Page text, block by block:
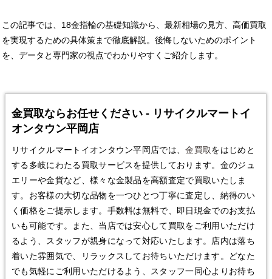
この記事では、18金指輪の基礎知識から、最新相場の見方、高価買取
を実現するための具体策まで徹底解説。後悔しないためのポイント
を、データと専門家の視点でわかりやすくご紹介します。
金買取ならお任せください - リサイクルマートイ
オンタウン平岡店
リサイクルマートイオンタウン平岡店では、金買取をはじめと
する多岐にわたる買取サービスを提供しております。金のジュ
エリーや金貨など、様々な金製品を高額査定で買取いたしま
す。お客様の大切な品物を一つひとつ丁寧に査定し、納得のい
く価格をご提示します。手数料は無料で、即日現金でのお支払
いも可能です。また、当店では安心して買取をご利用いただけ
るよう、スタッフが親身になって対応いたします。店内は落ち
着いた雰囲気で、リラックスしてお待ちいただけます。どなた
でも気軽にご利用いただけるよう、スタッフ一同心よりお待ち